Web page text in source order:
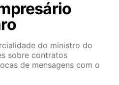
do ministro do
sobre contratos
de mensagens com o